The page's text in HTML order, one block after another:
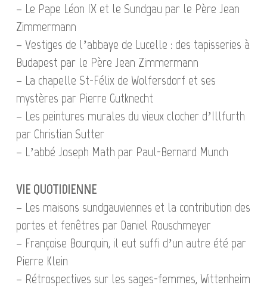
– Le Pape Léon IX et le Sundgau par le Père Jean
Zimmermann
– Vestiges de l’abbaye de Lucelle : des tapisseries à
Budapest par le Père Jean Zimmermann
– La chapelle St-Félix de Wolfersdorf et ses
mystères par Pierre Gutknecht
– Les peintures murales du vieux clocher d’Illfurth
par Christian Sutter
– L’abbé Joseph Math par Paul-Bernard Munch
VIE QUOTIDIENNE
– Les maisons sundgauviennes et la contribution des
portes et fenêtres par Daniel Rouschmeyer
– Françoise Bourquin, il eut suffi d’un autre été par
Pierre Klein
– Rétrospectives sur les sages-femmes, Wittenheim